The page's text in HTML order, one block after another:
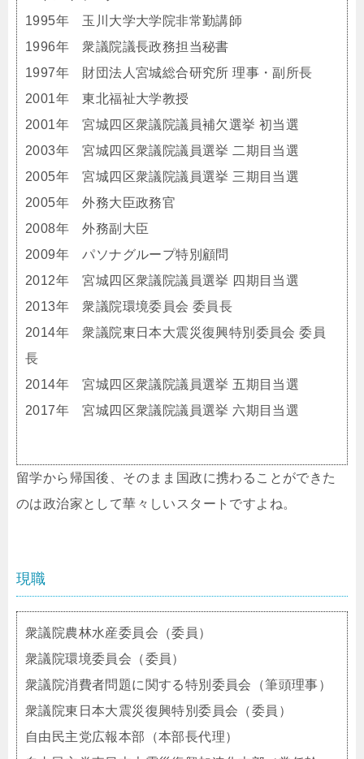
1995年 玉川大学大学院非常勤講師
1996年 衆議院議長政務担当秘書
1997年 財団法人宮城総合研究所 理事・副所長
2001年 東北福祉大学教授
2001年 宮城四区衆議院議員補欠選挙 初当選
2003年 宮城四区衆議院議員選挙 二期目当選
2005年 宮城四区衆議院議員選挙 三期目当選
2005年 外務大臣政務官
2008年 外務副大臣
2009年 パソナグループ特別顧問
2012年 宮城四区衆議院議員選挙 四期目当選
2013年 衆議院環境委員会 委員長
2014年 衆議院東日本大震災復興特別委員会 委員
長
2014年 宮城四区衆議院議員選挙 五期目当選
2017年 宮城四区衆議院議員選挙 六期目当選
留学から帰国後、そのまま国政に携わることができた
のは政治家として華々しいスタートですよね。
現職
衆議院農林水産委員会（委員）
衆議院環境委員会（委員）
衆議院消費者問題に関する特別委員会（筆頭理事）
衆議院東日本大震災復興特別委員会（委員）
自由民主党広報本部（本部長代理）